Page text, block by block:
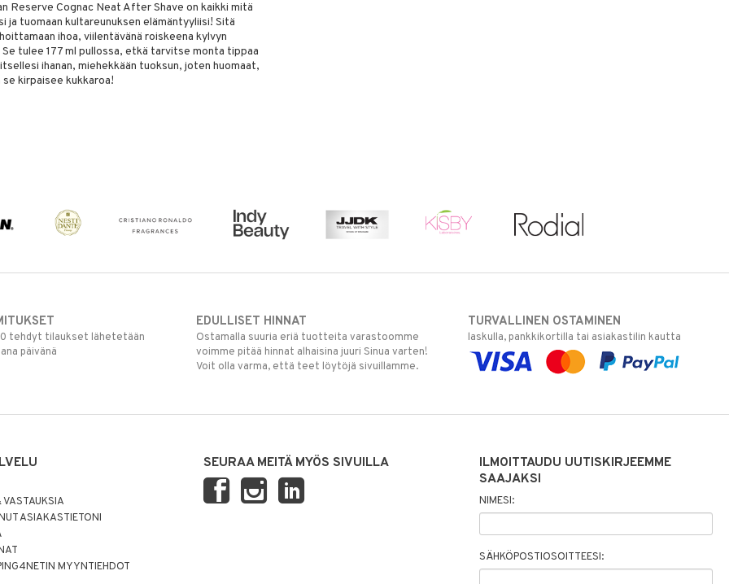
Reserve Cognac Neat After Shave on kaikki mitä
tuomaan kultareunuksen elämäntyyliisi! Sitä
ihoa, viilentävänä roiskeena kylvyn
tulee 177 ml pullossa, etkä tarvitse monta tippaa
ihanan, miehekkään tuoksun, joten huomaat,
kirpaisee kukkaroa!
tehdyt tilaukset lähetetään
päivänä
EDULLISET HINNAT
Ostamalla suuria eriä tuotteita varastoomme
voimme pitää hinnat alhaisina juuri Sinua varten!
Voit olla varma, että teet löytöjä sivuillamme.
TURVALLINEN OSTAMINEN
laskulla, pankkikortilla tai asiakastilin kautta
ASIAKASTIETONI
MYYNTIEHDOT
SEURAA MEITÄ MYÖS SIVUILLA
ILMOITTAUDU UUTISKIRJEEMME
SAAJAKSI
NIMESI:
SÄHKÖPOSTIOSOITTEESI: